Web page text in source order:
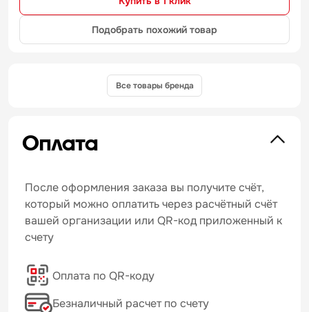
Подобрать похожий товар
Все товары бренда
Оплата
После оформления заказа вы получите счёт,
который можно оплатить через расчётный счёт
вашей организации или QR-код приложенный к
счету
Оплата по QR-коду
Безналичный расчет по счету